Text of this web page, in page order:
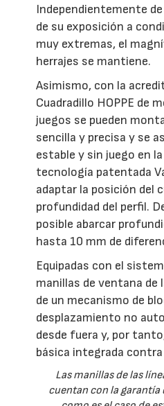
Independientemente
de su exposición a
muy extremas, el
herrajes se mantiene.
Asimismo, con la
Cuadradillo HOPPE de
juegos se pueden
sencilla y precisa y se
estable y sin juego en
tecnología patentada
adaptar la posición del
profundidad del perfil.
posible abarcar
hasta 10 mm de
Equipadas con el
manillas de ventana de
de un mecanismo de
desplazamiento no
desde fuera y, por
básica integrada
Las manillas de las
cuentan con la garantía